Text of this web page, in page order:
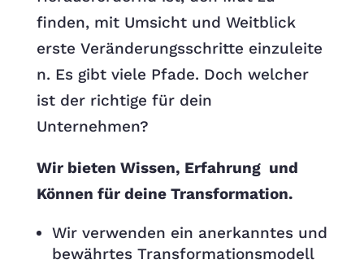
finden, mit Umsicht und Weitblick
erste Veränderungsschritte einzuleite
n. Es gibt viele Pfade. Doch welcher
ist der richtige für dein
Unternehmen?​
Wir bieten Wissen, Erfahrung und
Können für deine Transformation.
Wir verwenden ein anerkanntes und
bewährtes Transformationsmodell